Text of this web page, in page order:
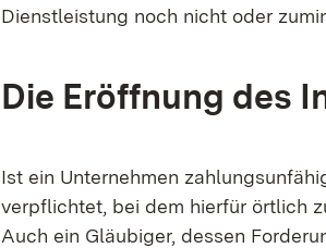
Dienstleistung noch nicht oder
Die Eröffnung des
Ist ein Unternehmen
verpflichtet, bei dem hierfür örtlich
Auch ein Gläubiger, dessen